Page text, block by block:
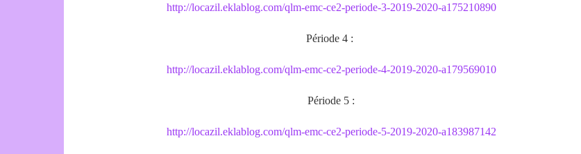
http://locazil.eklablog.com/qlm-emc-ce2-periode-3-2019-2020-a175210890
Période 4 :
http://locazil.eklablog.com/qlm-emc-ce2-periode-4-2019-2020-a179569010
Période 5 :
http://locazil.eklablog.com/qlm-emc-ce2-periode-5-2019-2020-a183987142